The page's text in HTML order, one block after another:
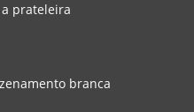
prateleira
branca